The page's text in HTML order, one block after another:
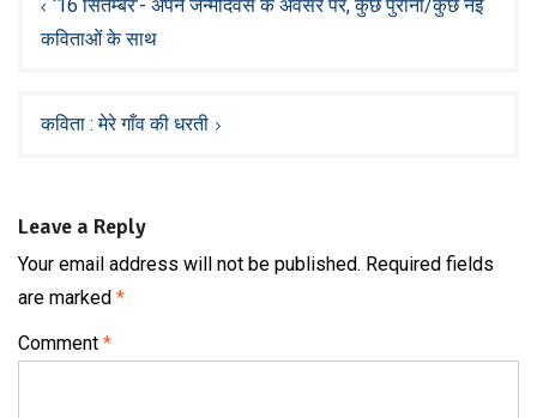
‘16 सितम्बर’- अपने जन्मदिवस के अवसर पर, कुछ पुरानी/कुछ नई
कविताओं के साथ
कविता : मेरे गाँव की धरती
Leave a Reply
Your email address will not be published. Required fields
are marked *
Comment *